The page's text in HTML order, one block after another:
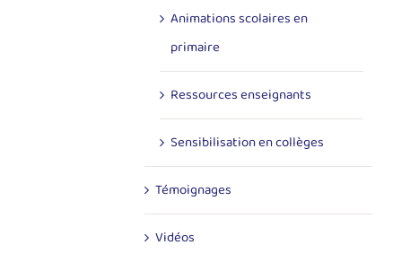
Animations scolaires en
primaire
Ressources enseignants
Sensibilisation en collèges
Témoignages
Vidéos